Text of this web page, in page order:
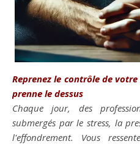
Reprenez le contrôle de
prenne le dessus
Chaque jour, des
submergés par le stress, la
l'effondrement. Vous